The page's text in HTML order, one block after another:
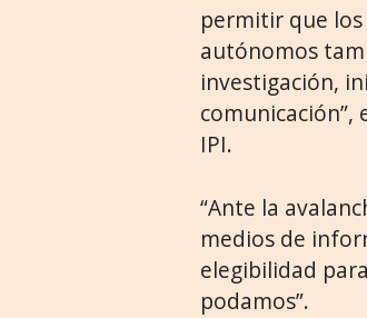
permitir que
autónomos
investigación,
comunicación”,
IPI.
“Ante la
medios de
elegibilidad
podamos”.